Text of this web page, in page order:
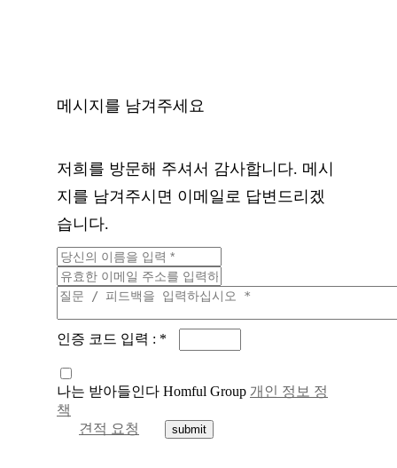
메시지를 남겨주세요
저희를 방문해 주셔서 감사합니다. 메시
지를 남겨주시면 이메일로 답변드리겠
습니다.
인증 코드 입력 : *
나는 받아들인다 Homful Group 개인 정보 정
책
견적 요청